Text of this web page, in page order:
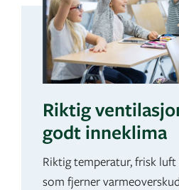
Riktig
godt inneklima
Riktig temperatur, frisk
som fjerner